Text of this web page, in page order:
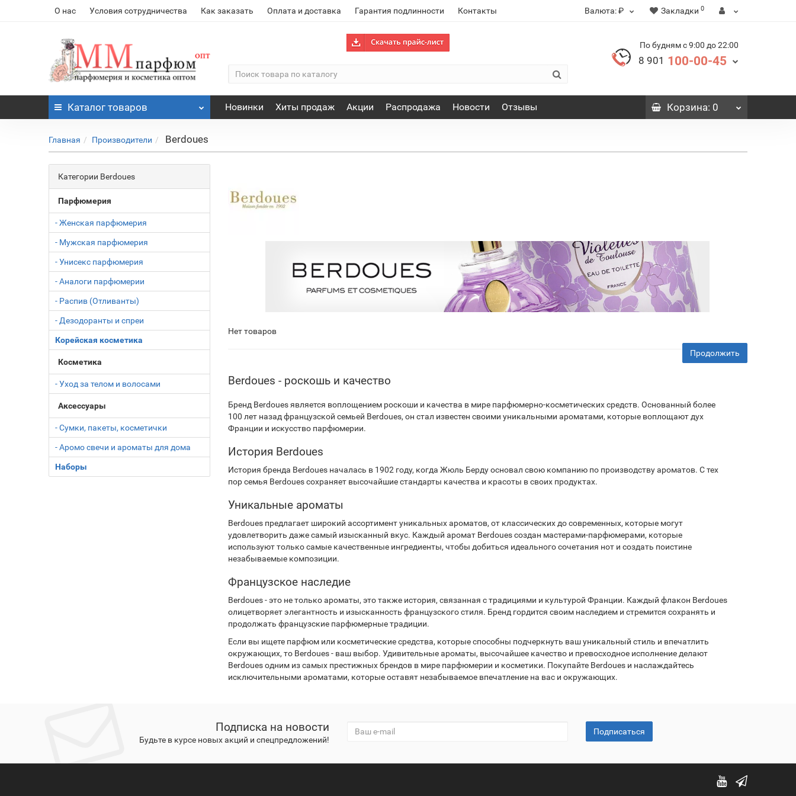
О нас Условия сотрудничества Как заказать Оплата и доставка Гарантия подлинности Контакты Валюта:₽ Закладки 0
По будням с 9:00 до 22:00
8 901 100-00-45
Каталог товаров Новинки Хиты продаж Акции Распродажа Новости Отзывы Корзина: 0
Главная Производители Berdoues
Категории Berdoues
Парфюмерия
- Женская парфюмерия
- Мужская парфюмерия
- Унисекс парфюмерия
- Аналоги парфюмерии
- Распив (Отливанты)
- Дезодоранты и спреи
Корейская косметика
Косметика
- Уход за телом и волосами
Аксессуары
- Сумки, пакеты, косметички
- Аромо свечи и ароматы для дома
Наборы
Нет товаров
Продолжить
Berdoues - роскошь и качество
Бренд Berdoues является воплощением роскоши и качества в мире парфюмерно-косметических средств. Основанный более
100 лет назад французской семьей Berdoues, он стал известен своими уникальными ароматами, которые воплощают дух
Франции и искусство парфюмерии.
История Berdoues
История бренда Berdoues началась в 1902 году, когда Жюль Берду основал свою компанию по производству ароматов. С тех
пор семья Berdoues сохраняет высочайшие стандарты качества и красоты в своих продуктах.
Уникальные ароматы
Berdoues предлагает широкий ассортимент уникальных ароматов, от классических до современных, которые могут
удовлетворить даже самый изысканный вкус. Каждый аромат Berdoues создан мастерами-парфюмерами, которые
используют только самые качественные ингредиенты, чтобы добиться идеального сочетания нот и создать поистине
незабываемые композиции.
Французское наследие
Berdoues - это не только ароматы, это также история, связанная с традициями и культурой Франции. Каждый флакон Berdoues
олицетворяет элегантность и изысканность французского стиля. Бренд гордится своим наследием и стремится сохранять и
продолжать французские парфюмерные традиции.
Если вы ищете парфюм или косметические средства, которые способны подчеркнуть ваш уникальный стиль и впечатлить
окружающих, то Berdoues - ваш выбор. Удивительные ароматы, высочайшее качество и превосходное исполнение делают
Berdoues одним из самых престижных брендов в мире парфюмерии и косметики. Покупайте Berdoues и наслаждайтесь
исключительными ароматами, которые оставят незабываемое впечатление на вас и окружающих.
Подписка на новости
Будьте в курсе новых акций и спецпредложений!
Подписаться